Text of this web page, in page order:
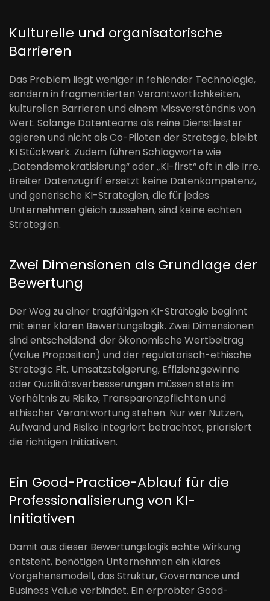
Kulturelle und organisatorische
Barrieren
Das Problem liegt weniger in fehlender Technologie,
sondern in fragmentierten Verantwortlichkeiten,
kulturellen Barrieren und einem Missverständnis von
Wert. Solange Datenteams als reine Dienstleister
agieren und nicht als Co-Piloten der Strategie, bleibt
KI Stückwerk. Zudem führen Schlagworte wie
„Datendemokratisierung“ oder „KI-first“ oft in die Irre.
Breiter Datenzugriff ersetzt keine Datenkompetenz,
und generische KI-Strategien, die für jedes
Unternehmen gleich aussehen, sind keine echten
Strategien.
Zwei Dimensionen als Grundlage der
Bewertung
Der Weg zu einer tragfähigen KI-Strategie beginnt
mit einer klaren Bewertungslogik. Zwei Dimensionen
sind entscheidend: der ökonomische Wertbeitrag
(Value Proposition) und der regulatorisch-ethische
Strategic Fit. Umsatzsteigerung, Effizienzgewinne
oder Qualitätsverbesserungen müssen stets im
Verhältnis zu Risiko, Transparenzpflichten und
ethischer Verantwortung stehen. Nur wer Nutzen,
Aufwand und Risiko integriert betrachtet, priorisiert
die richtigen Initiativen.
Ein Good-Practice-Ablauf für die
Professionalisierung von KI-
Initiativen
Damit aus dieser Bewertungslogik echte Wirkung
entsteht, benötigen Unternehmen ein klares
Vorgehensmodell, das Struktur, Governance und
Business Value verbindet. Ein erprobter Good-